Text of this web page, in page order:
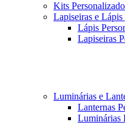
Kits
Lapiseiras e Lápis
Lápis
Lapiseiras
Luminárias e
Lanternas
Luminárias